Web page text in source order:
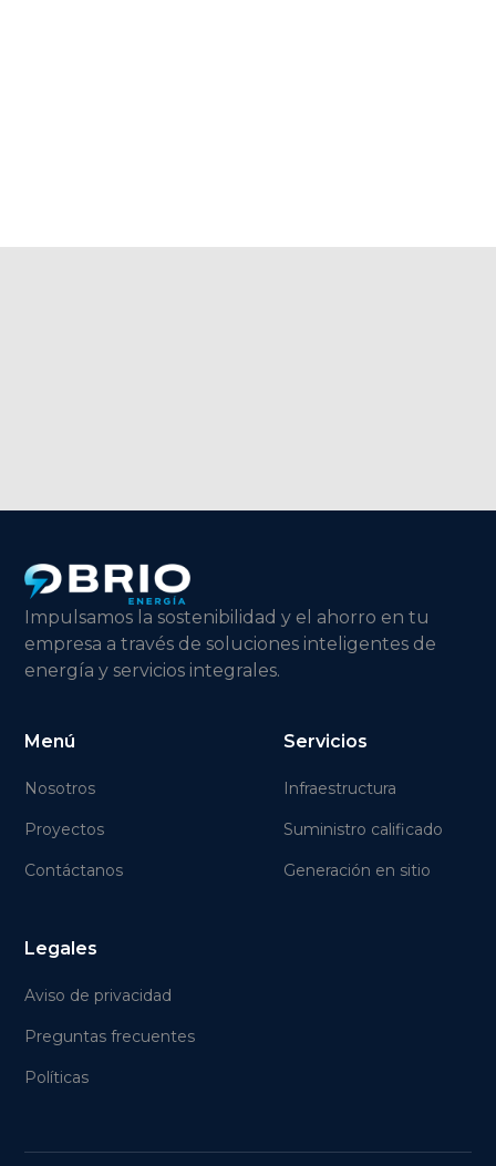
Impulsamos la sostenibilidad y el ahorro en tu
empresa a través de soluciones inteligentes de
energía y servicios integrales.
Menú
Nosotros
Proyectos
Contáctanos
Servicios
Infraestructura
Suministro calificado
Generación en sitio
Legales
Aviso de privacidad
Preguntas frecuentes
Políticas